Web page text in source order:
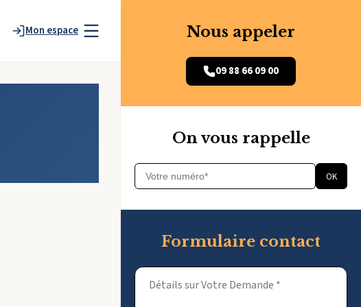
Mon espace Nous appeler
09 88 66 09 00
On vous rappelle
OK
Formulaire contact